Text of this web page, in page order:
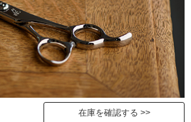
在庫を確認する